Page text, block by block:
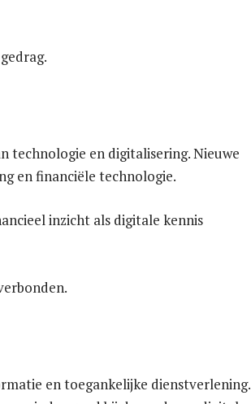
technologie en digitalisering. Nieuwe
en financiële technologie.
inzicht als digitale kennis
en toegankelijke dienstverlening.